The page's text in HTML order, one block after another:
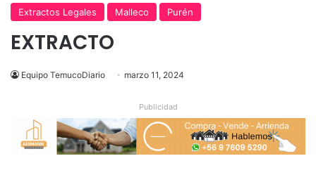
Extractos Legales Malleco Purén
EXTRACTO
Equipo TemucoDiario marzo 11, 2024
Publicidad